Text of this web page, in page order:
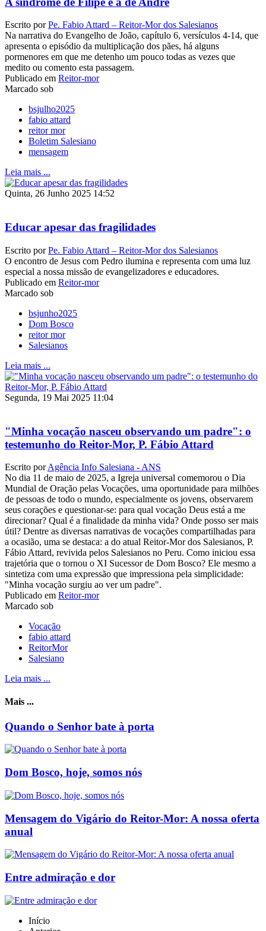
Escrito porPe. Fabio Attard – Reitor-Mor dos Salesianos
Na narrativa do Evangelho de João, capítulo 6, versículos 4-14, que
apresenta o episódio da multiplicação dos pães, há alguns
pormenores em que me detenho um pouco todas as vezes que
medito ou comento esta passagem.
Publicado em Reitor-mor
Marcado sob
bsjulho2025
fabio attard
reitor mor
Boletim Salesiano
mensagem
Leia mais ...
Quinta, 26 Junho 2025 14:52
Educar apesar das fragilidades
Escrito porPe. Fabio Attard – Reitor-Mor dos Salesianos
O encontro de Jesus com Pedro ilumina e representa com uma luz
especial a nossa missão de evangelizadores e educadores.
Publicado em Reitor-mor
Marcado sob
bsjunho2025
Dom Bosco
reitor mor
Salesianos
Leia mais ...
Segunda, 19 Mai 2025 11:04
"Minha vocação nasceu observando um padre": o
testemunho do Reitor-Mor, P. Fábio Attard
Escrito porAgência Info Salesiana - ANS
No dia 11 de maio de 2025, a Igreja universal comemorou o Dia
Mundial de Oração pelas Vocações, uma oportunidade para milhões
de pessoas de todo o mundo, especialmente os jovens, observarem
seus corações e questionar-se: para qual vocação Deus está a me
direcionar? Qual é a finalidade da minha vida? Onde posso ser mais
útil? Dentre as diversas narrativas de vocações compartilhadas para
a ocasião, uma se destaca: a do atual Reitor-Mor dos Salesianos, P.
Fábio Attard, revivida pelos Salesianos no Peru. Como iniciou essa
trajetória que o tornou o XI Sucessor de Dom Bosco? Ele mesmo a
sintetiza com uma expressão que impressiona pela simplicidade:
"Minha vocação surgiu ao ver um padre".
Publicado em Reitor-mor
Marcado sob
Vocação
fabio attard
ReitorMor
Salesiano
Leia mais ...
Mais ...
Quando o Senhor bate à porta
Dom Bosco, hoje, somos nós
Mensagem do Vigário do Reitor-Mor: A nossa oferta
anual
Entre admiração e dor
Início